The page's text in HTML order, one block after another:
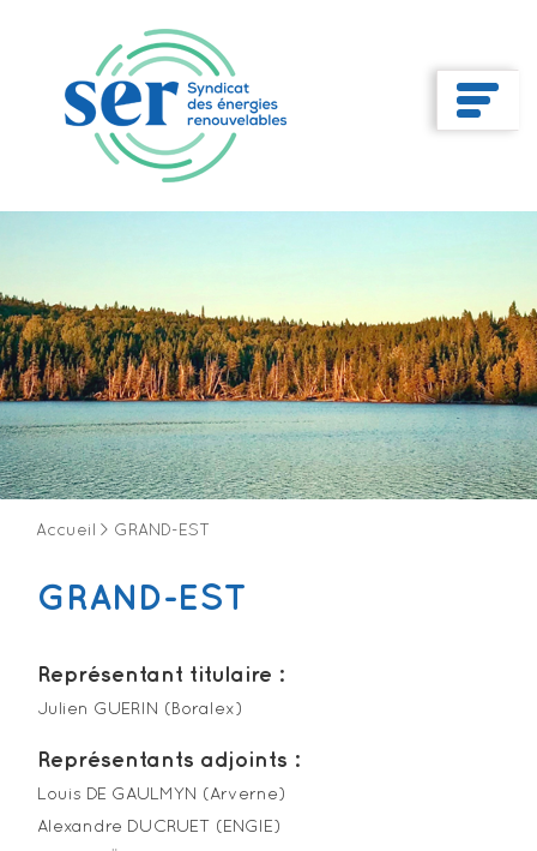
Accueil > GRAND-EST
GRAND-EST
Représentant titulaire :
Julien GUERIN (Boralex)
Représentants adjoints :
Louis DE GAULMYN (Arverne)
Alexandre DUCRUET (ENGIE)